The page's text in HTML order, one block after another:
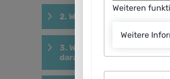
2. Was macht Ihre
3. Wie unterstützen Ihre
daraus?
Weiteren
Weitere